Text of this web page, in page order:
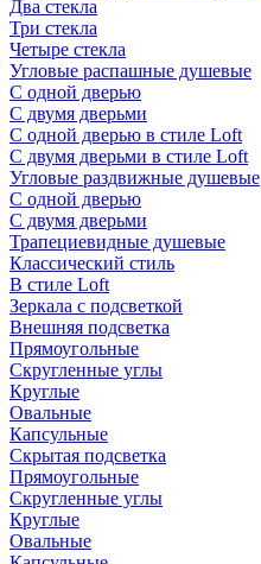
Два стекла
Три стекла
Четыре стекла
Угловые распашные душевые
С одной дверью
С двумя дверьми
С одной дверью в стиле Loft
С двумя дверьми в стиле Loft
Угловые раздвижные душевые
С одной дверью
С двумя дверьми
Трапециевидные душевые
Классический стиль
В стиле Loft
Зеркала с подсветкой
Внешняя подсветка
Прямоугольные
Скругленные углы
Круглые
Овальные
Капсульные
Скрытая подсветка
Прямоугольные
Скругленные углы
Круглые
Овальные